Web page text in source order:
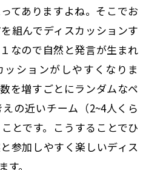
てありますよね。そこでお
組んでディスカッションす
なので自然と発言が生まれ
ッションがしやすくなりま
を増すごとにランダムなペ
の近いチーム（2~4人くら
とです。こうすることでひ
参加しやすく楽しいディス
。